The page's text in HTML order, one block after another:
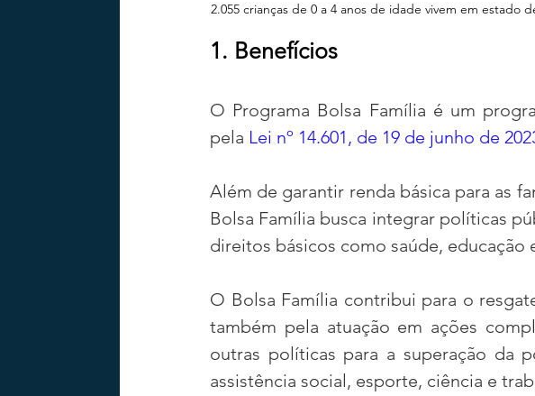
2.055 crianças de 0 a 4 anos de idade vivem em estado
1. Benefícios
O Programa Bolsa Família é um
pela Lei nº 14.601, de 19 de junho de
Além de garantir renda básica para as
Bolsa Família busca integrar políticas
direitos básicos como saúde, educação
O Bolsa Família contribui para o
também pela atuação em ações
outras políticas para a superação da
assistência social, esporte, ciência e